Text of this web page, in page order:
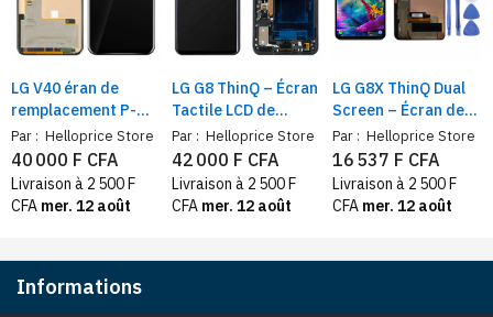
LG V40 éran de
remplacement P-
OLED compatible
Par : Helloprice Store
40 000 F CFA
Livraison à 2 500 F
CFA mer. 12 août
LG G8 ThinQ – Écran
Tactile LCD de
Rechange
Compatible LM-
G820QM7, LM-
G820UMB, LM-
Par : Helloprice Store
42 000 F CFA
Livraison à 2 500 F
CFA mer. 12 août
LG G8X ThinQ Dual
Screen – Écran de
Rechange + Kit
d’Outils pour
Installation
Par : Helloprice Store
16 537 F CFA
Livraison à 2 500 F
CFA mer. 12 août
Informations